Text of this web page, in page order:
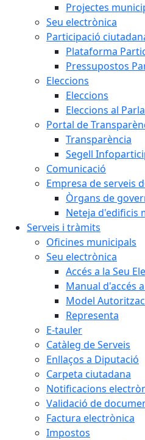
Projectes
Seu electrònica
Participació
Plataforma
Pressupostos
Eleccions
Eleccions
Eleccions al
Portal de
Transparència
Segell
Comunicació
Empresa de serveis
Òrgans de
Neteja d'edificis
Serveis i tràmits
Oficines municipals
Seu electrònica
Accés a la Seu
Manual d'accés
Model
Representa
E-tauler
Catàleg de Serveis
Enllaços a Diputació
Carpeta ciutadana
Notificacions
Validació de
Factura electrònica
Impostos